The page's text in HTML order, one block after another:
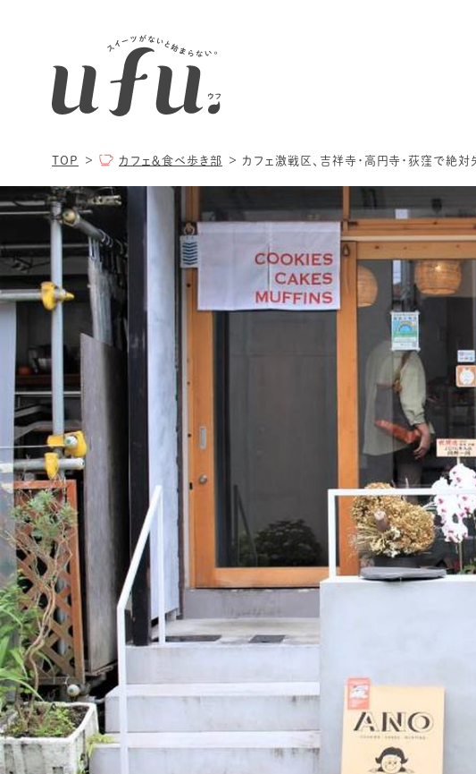
TOP カフェ＆食べ歩き部 カフェ激戦区、吉祥寺・高円寺・荻窪で絶